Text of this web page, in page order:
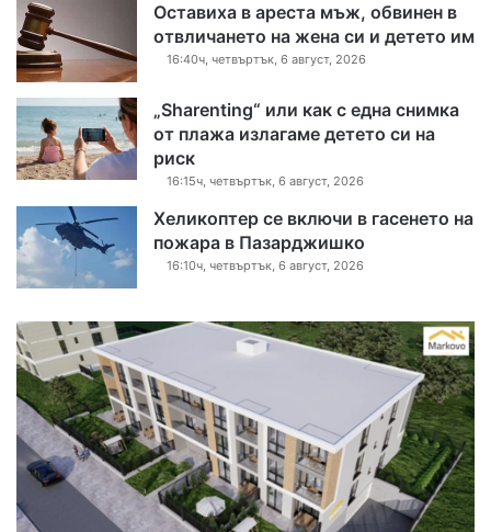
Оставиха в ареста мъж, обвинен в
отвличането на жена си и детето им
16:40ч, четвъртък, 6 август, 2026
„Sharenting“ или как с една снимка
от плажа излагаме детето си на
риск
16:15ч, четвъртък, 6 август, 2026
Хеликоптер се включи в гасенето на
пожара в Пазарджишко
16:10ч, четвъртък, 6 август, 2026